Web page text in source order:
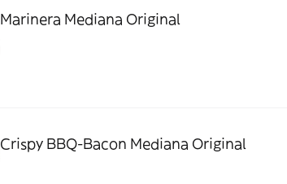
Marinera Mediana Original
Crispy BBQ-Bacon Mediana Original